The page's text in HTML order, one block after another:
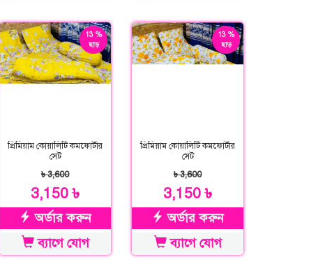
13 %
ছাড়
প্রিমিয়াম কোয়ালিটি কমফোর্টার
সেট
৳ 3,600
3,150 ৳
অর্ডার করুন
ব্যাগে যোগ
13 %
ছাড়
প্রিমিয়াম কোয়ালিটি কমফোর্টার
সেট
৳ 3,600
3,150 ৳
অর্ডার করুন
ব্যাগে যোগ